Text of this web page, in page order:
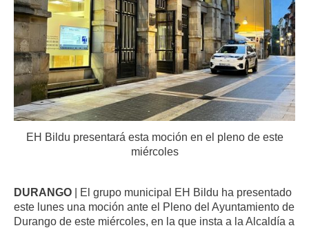
EH Bildu presentará esta moción en el pleno de este
miércoles
DURANGO | El grupo municipal EH Bildu ha presentado
este lunes una moción ante el Pleno del Ayuntamiento de
Durango de este miércoles, en la que insta a la Alcaldía a